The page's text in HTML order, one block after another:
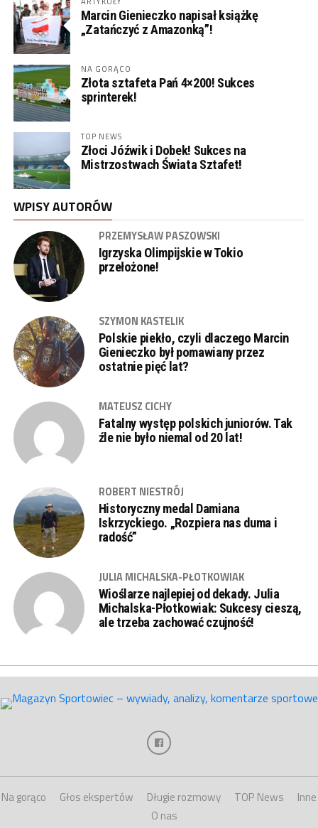
Marcin Gienieczko napisał książkę
„Zatańczyć z Amazonką”!
NA GORĄCO
Złota sztafeta Pań 4×200! Sukces
sprinterek!
TOP NEWS
Złoci Jóźwik i Dobek! Sukces na
Mistrzostwach Świata Sztafet!
WPISY AUTORÓW
PRZEMYSŁAW PASZOWSKI
Igrzyska Olimpijskie w Tokio
przełożone!
SZYMON KASTELIK
Polskie piekło, czyli dlaczego Marcin
Gienieczko był pomawiany przez
ostatnie pięć lat?
MATEUSZ CICHY
Fatalny występ polskich juniorów. Tak
źle nie było niemal od 20 lat!
ROBERT NIESTRÓJ
Historyczny medal Damiana
Iskrzyckiego. „Rozpiera nas duma i
radość”
JULIA MICHALSKA-PŁOTKOWIAK
Wioślarze najlepiej od dekady. Julia
Michalska-Płotkowiak: Sukcesy cieszą,
ale trzeba zachować czujność!
Na gorąco Głos ekspertów Długie rozmowy TOP News
Inne
O nas